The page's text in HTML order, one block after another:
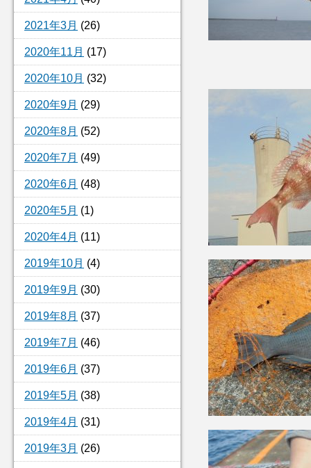
2021年3月 (26)
2020年11月 (17)
2020年10月 (32)
2020年9月 (29)
2020年8月 (52)
2020年7月 (49)
2020年6月 (48)
2020年5月 (1)
2020年4月 (11)
2019年10月 (4)
2019年9月 (30)
2019年8月 (37)
2019年7月 (46)
2019年6月 (37)
2019年5月 (38)
2019年4月 (31)
2019年3月 (26)